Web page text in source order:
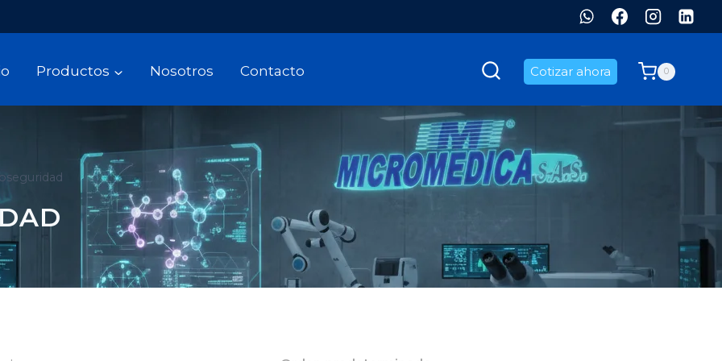
Productos Nosotros Contacto Cotizar ahora 0